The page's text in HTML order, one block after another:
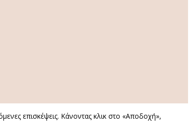
επισκέψεις. Κάνοντας κλικ στο «Αποδοχή»,